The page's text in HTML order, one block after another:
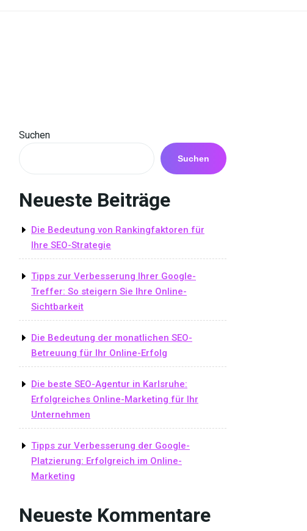
Suchen
Suchen
Neueste Beiträge
Die Bedeutung von Rankingfaktoren für
Ihre SEO-Strategie
Tipps zur Verbesserung Ihrer Google-
Treffer: So steigern Sie Ihre Online-
Sichtbarkeit
Die Bedeutung der monatlichen SEO-
Betreuung für Ihr Online-Erfolg
Die beste SEO-Agentur in Karlsruhe:
Erfolgreiches Online-Marketing für Ihr
Unternehmen
Tipps zur Verbesserung der Google-
Platzierung: Erfolgreich im Online-
Marketing
Neueste Kommentare